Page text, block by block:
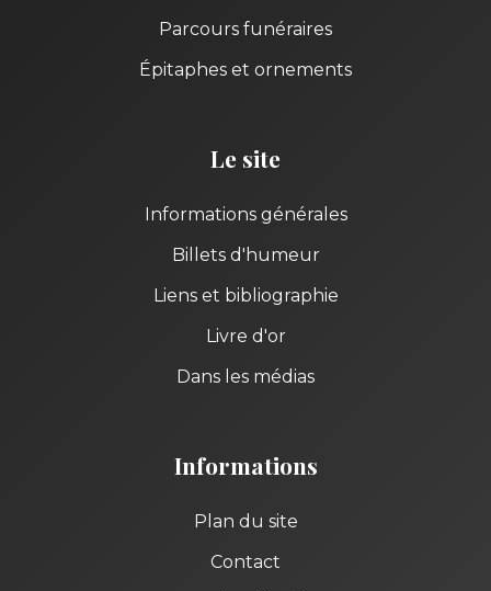
Parcours funéraires
Épitaphes et ornements
Le site
Informations générales
Billets d'humeur
Liens et bibliographie
Livre d'or
Dans les médias
Informations
Plan du site
Contact